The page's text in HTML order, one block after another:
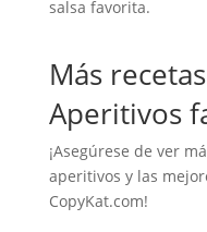
salsa favorita.
Más
Aperitivos
¡Asegúrese de ver
aperitivos y las
CopyKat.com!